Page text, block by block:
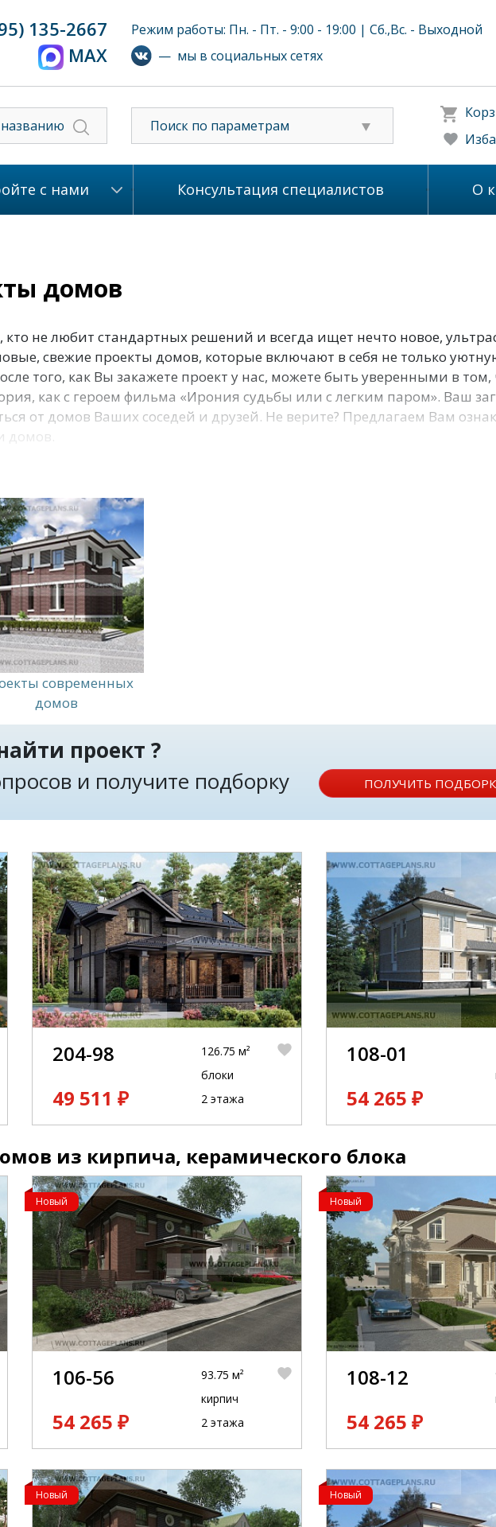
135-2667
MAX
Режим работы: Пн. - Пт. - 9:00 - 19:00 | Сб.,Вс. - Выходной
— мы в социальных сетях
Поиск по параметрам
с нами Консультация специалистов О
домов
не любит стандартных решений и всегда ищет нечто новое,
свежие проекты домов, которые включают в себя не только
того, как Вы закажете проект у нас, можете быть уверенными в том,
как с героем фильма «Ирония судьбы или с легким паром». Ваш
от домов Ваших соседей и друзей. Не верите? Предлагаем Вам
домов.
современных
домов
проект ?
и получите подборку
ПОЛУЧИТЬ
204-98
49 511 ₽
126.75 м²
блоки
2 этажа
108-01
54 265 ₽
из кирпича, керамического блока
Новый
106-56
54 265 ₽
93.75 м²
кирпич
2 этажа
Новый
108-12
54 265 ₽
Новый Новый